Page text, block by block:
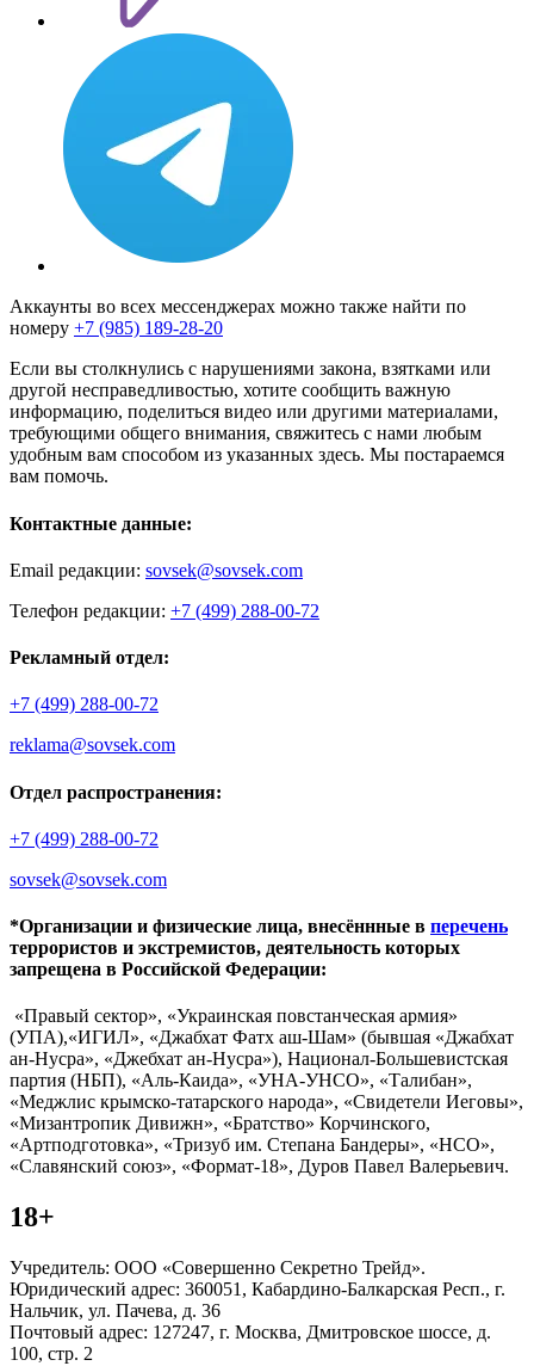
Аккаунты во всех мессенджерах можно также найти по
номеру +7 (985) 189-28-20
Если вы столкнулись с нарушениями закона, взятками или
другой несправедливостью, хотите сообщить важную
информацию, поделиться видео или другими материалами,
требующими общего внимания, свяжитесь с нами любым
удобным вам способом из указанных здесь. Мы постараемся
вам помочь.
Контактные данные:
Email редакции: sovsek@sovsek.com
Телефон редакции: +7 (499) 288-00-72
Рекламный отдел:
+7 (499) 288-00-72
reklama@sovsek.com
Отдел распространения:
+7 (499) 288-00-72
sovsek@sovsek.com
*Организации и физические лица, внесённные в перечень
террористов и экстремистов, деятельность которых
запрещена в Российской Федерации:
«Правый сектор», «Украинская повстанческая армия»
(УПА),«ИГИЛ», «Джабхат Фатх аш-Шам» (бывшая «Джабхат
ан-Нусра», «Джебхат ан-Нусра»), Национал-Большевистская
партия (НБП), «Аль-Каида», «УНА-УНСО», «Талибан»,
«Меджлис крымско-татарского народа», «Свидетели Иеговы»,
«Мизантропик Дивижн», «Братство» Корчинского,
«Артподготовка», «Тризуб им. Степана Бандеры», «НСО»,
«Славянский союз», «Формат-18», Дуров Павел Валерьевич.
18+
Учредитель: ООО «Совершенно Секретно Трейд».
Юридический адрес: 360051, Кабардино-Балкарская Респ., г.
Нальчик, ул. Пачева, д. 36
Почтовый адрес: 127247, г. Москва, Дмитровское шоссе, д.
100, стр. 2